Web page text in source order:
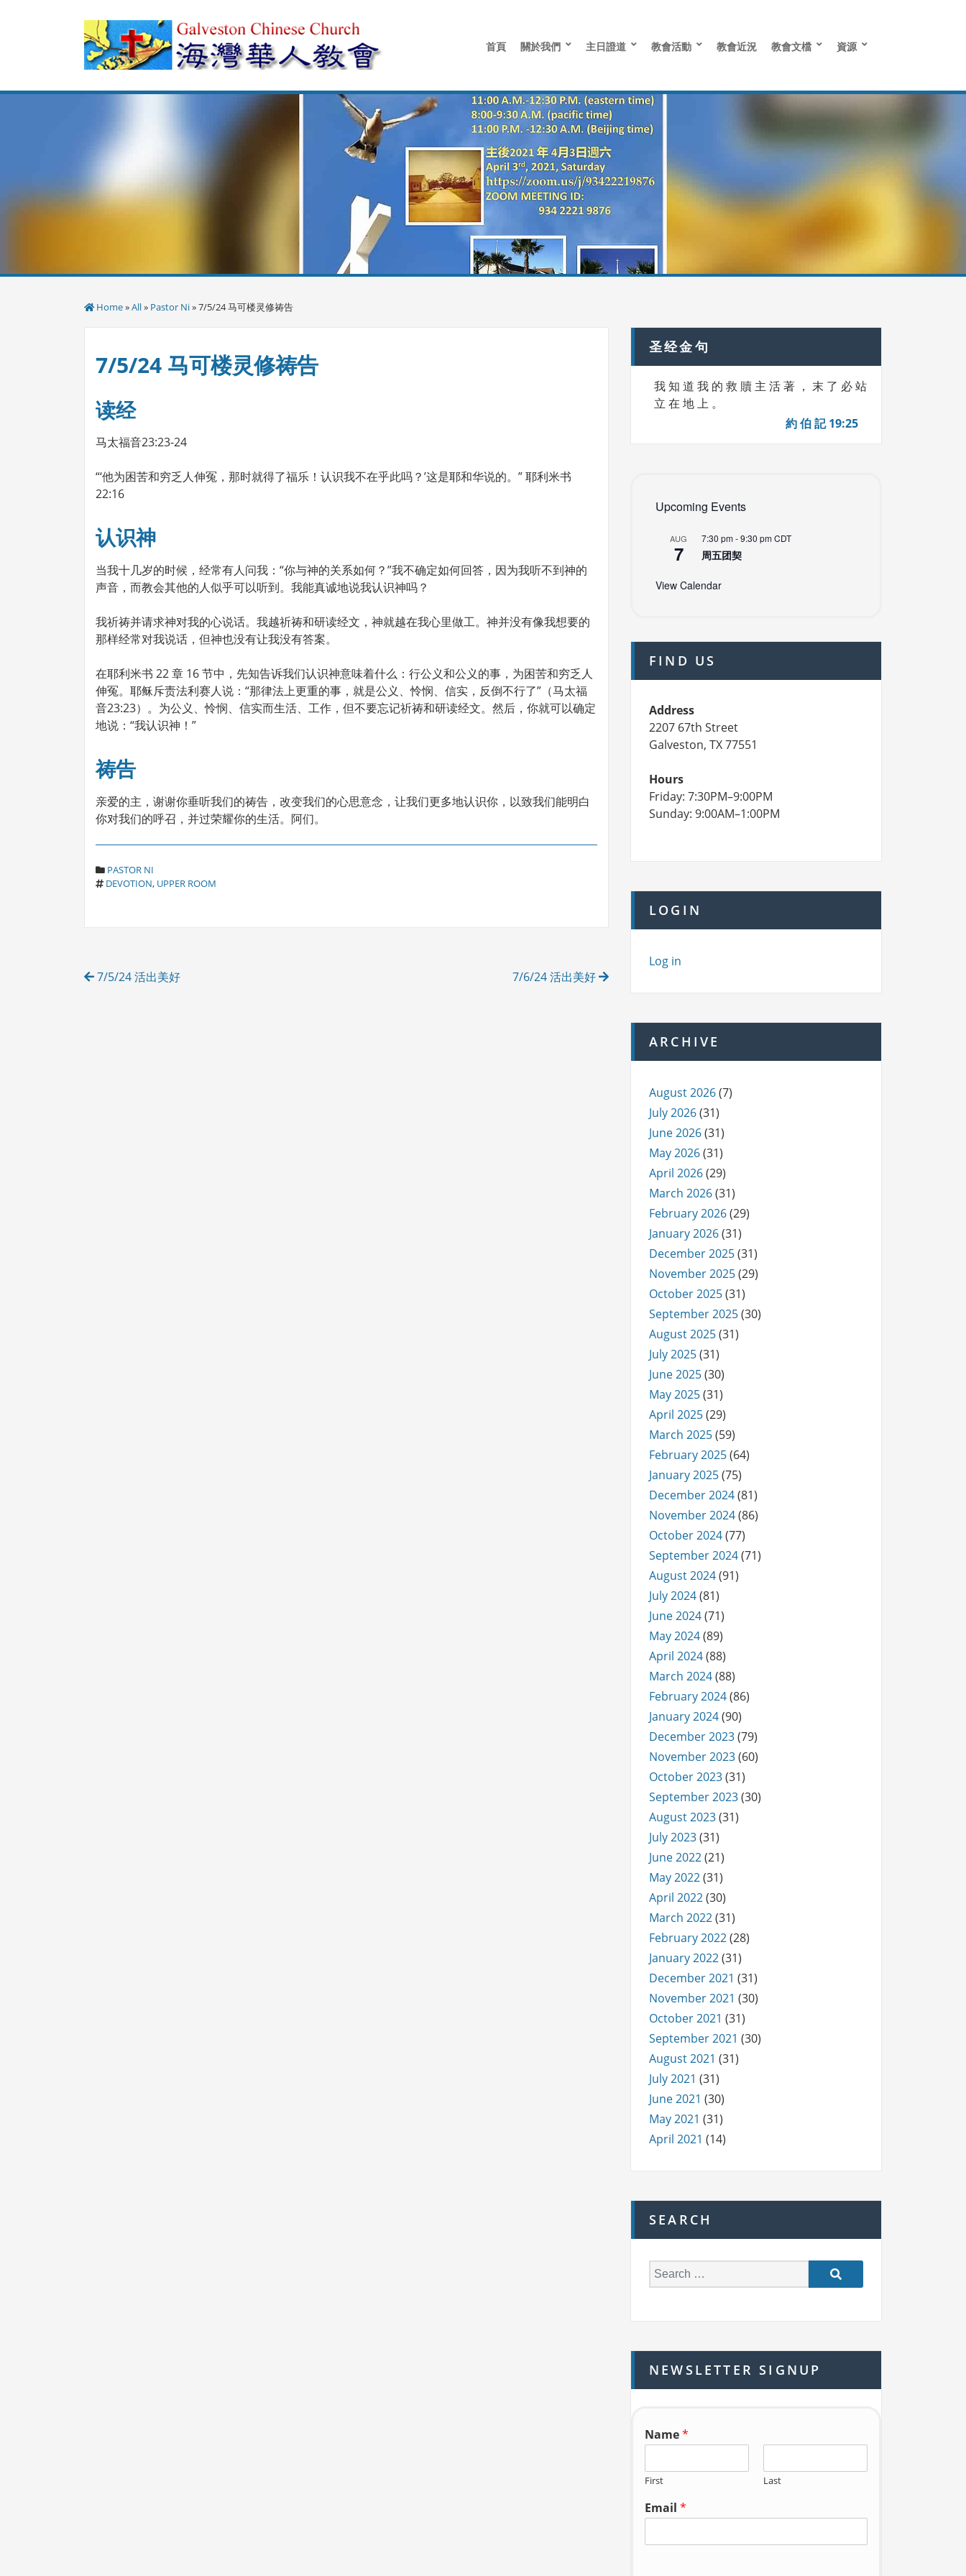
首頁 關於我們 主日證道 教會活動 教會近況 教會文檔 資源
Home»All» Pastor Ni» 7/5/24 马可楼灵修祷告
7/5/24 马可楼灵修祷告
读经
马太福音23:23-24
“‘他为困苦和穷乏人伸冤，那时就得了福乐！认识我不在乎此吗？’这是耶和华说的。” 耶利米书
22:16
认识神
当我十几岁的时候，经常有人问我：“你与神的关系如何？”我不确定如何回答，因为我听不到神的
声音，而教会其他的人似乎可以听到。我能真诚地说我认识神吗？
我祈祷并请求神对我的心说话。我越祈祷和研读经文，神就越在我心里做工。神并没有像我想要的
那样经常对我说话，但神也没有让我没有答案。
在耶利米书 22 章 16 节中，先知告诉我们认识神意味着什么：行公义和公义的事，为困苦和穷乏人
伸冤。耶稣斥责法利赛人说：“那律法上更重的事，就是公义、怜悯、信实，反倒不行了”（马太福
音23:23）。为公义、怜悯、信实而生活、工作，但不要忘记祈祷和研读经文。然后，你就可以确定
地说：“我认识神！”
祷告
亲爱的主，谢谢你垂听我们的祷告，改变我们的心思意念，让我们更多地认识你，以致我们能明白
你对我们的呼召，并过荣耀你的生活。阿们。
C
A
E
PASTOR NI
T
DEVOTION, UPPER ROOM
Post
7/5/24 活出美好 7/6/24 活出美好
圣经金句
我 知 道 我 的 救 贖 主 活 著 ， 末 了 必 站
立 在 地 上 。
約 伯 記 19:25
Upcoming Events
AUG
7
7:30 pm-9:30 pmCDT
周五团契
View Calendar
FIND US
Address
2207 67th Street
Galveston, TX 77551
Hours
Friday: 7:30PM–9:00PM
Sunday: 9:00AM–1:00PM
LOGIN
Log in
ARCHIVE
August 2026(7)
July 2026(31)
June 2026(31)
May 2026(31)
April 2026(29)
March 2026(31)
February 2026(29)
January 2026(31)
December 2025(31)
November 2025(29)
October 2025(31)
September 2025(30)
August 2025(31)
July 2025(31)
June 2025(30)
May 2025(31)
April 2025(29)
March 2025(59)
February 2025(64)
January 2025(75)
December 2024(81)
November 2024(86)
October 2024(77)
September 2024(71)
August 2024(91)
July 2024(81)
June 2024(71)
May 2024(89)
April 2024(88)
March 2024(88)
February 2024(86)
January 2024(90)
December 2023(79)
November 2023(60)
October 2023(31)
September 2023(30)
August 2023(31)
July 2023(31)
June 2022(21)
May 2022(31)
April 2022(30)
March 2022(31)
February 2022(28)
January 2022(31)
December 2021 (31)
November 2021 (30)
October 2021 (31)
September 2021 (30)
August 2021 (31)
July 2021 (31)
June 2021 (30)
May 2021 (31)
April 2021 (14)
SEARCH
e
h
f
o
NEWSLETTER SIGNUP
Name*
First Last
Email *